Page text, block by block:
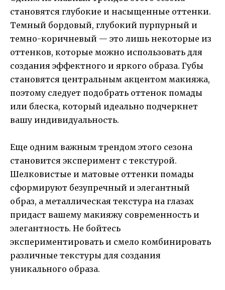
становятся глубокие и насыщенные оттенки.
Темный бордовый, глубокий пурпурный и
темно-коричневый — это лишь некоторые из
оттенков, которые можно использовать для
создания эффектного и яркого образа. Губы
становятся центральным акцентом макияжа,
поэтому следует подобрать оттенок помады
или блеска, который идеально подчеркнет
вашу индивидуальность.
Еще одним важным трендом этого сезона
становится эксперимент с текстурой.
Шелковистые и матовые оттенки помады
сформируют безупречный и элегантный
образ, а металлическая текстура на глазах
придаст вашему макияжу современность и
элегантность. Не бойтесь
экспериментировать и смело комбинировать
различные текстуры для создания
уникального образа.